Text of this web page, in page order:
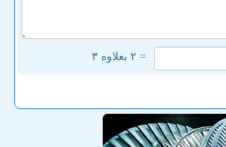
= ۲ بعلاوه ۳